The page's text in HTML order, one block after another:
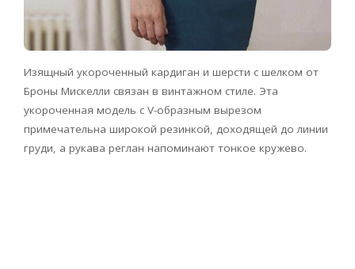
Изящный укороченный кардиган и шерсти с шелком от
Броны Мискелли связан в винтажном стиле. Эта
укороченная модель с V-образным вырезом
примечательна широкой резинкой, доходящей до линии
груди, а рукава реглан напоминают тонкое кружево.